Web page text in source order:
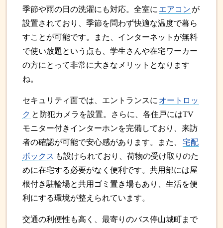
季節や雨の日の洗濯にも対応。全室に エアコン が
設置されており、季節を問わず快適な温度で暮ら
すことが可能です。また、インターネットが無料
で使い放題という点も、学生さんや在宅ワーカー
の方にとって非常に大きなメリットとなります
ね。
セキュリティ面では、エントランスに オートロッ
ク と防犯カメラを設置。さらに、各住戸にはTV
モニター付きインターホンを完備しており、来訪
者の確認が可能で安心感があります。また、
宅配
ボックス も設けられており、荷物の受け取りのた
めに在宅する必要がなく便利です。共用部には屋
根付き駐輪場と共用ゴミ置き場もあり、生活を便
利にする環境が整えられています。
交通の利便性も高く、最寄りのバス停山城町まで